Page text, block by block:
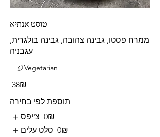
טוסט אנתיא
ממרח פסטו, גבינה צהובה, גבינה בולגרית,
‏38 ‏₪
Vegetarian
תוספת לפי בחירה
צ'יפס
‏0 ‏₪
סלט עלים
‏0 ‏₪